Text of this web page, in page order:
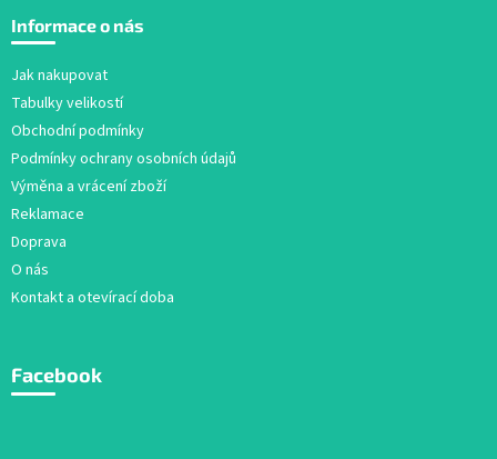
p
Informace o nás
Jak nakupovat
Tabulky velikostí
Obchodní podmínky
Podmínky ochrany osobních údajů
Výměna a vrácení zboží
Reklamace
Doprava
O nás
Kontakt a otevírací doba
Facebook